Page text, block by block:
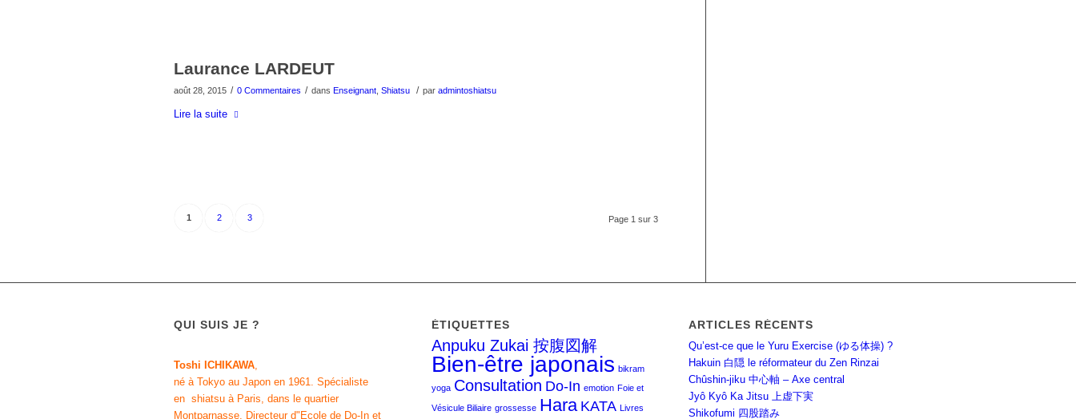
Laurance LARDEUT
août 28, 2015 / 0 Commentaires / dans Enseignant Shiatsu / par admintoshiatsu
Lire la suite
Page 1 sur 3
1 2 3
QUI SUIS JE ?
Toshi ICHIKAWA
né à Tokyo au Japon en 1961. Spécialiste
en shiatsu à Paris, dans le quartier
Montparnasse. Directeur d" Ecole de Do-In et
ÉTIQUETTES
Anpuku Zukai 按腹図解
Bien-être japonais bikram
yoga Consultation Do-In emotion Foie et
Vésicule Biliaire grossesse Hara KATA Livres
ARTICLES RÉCENTS
Qu’est-ce que le Yuru Exercise (ゆる体操) ?
Hakuin 白隠 le réformateur du Zen Rinzai
Chûshin-jiku 中心軸 – Axe central
Jyô Kyô Ka Jitsu 上虚下実
Shikofumi 四股踏み